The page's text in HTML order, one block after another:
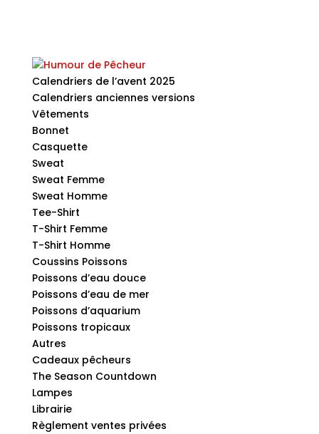
Calendriers de l’avent 2025
Calendriers anciennes versions
Vêtements
Bonnet
Casquette
Sweat
Sweat Femme
Sweat Homme
Tee-Shirt
T-Shirt Femme
T-Shirt Homme
Coussins Poissons
Poissons d’eau douce
Poissons d’eau de mer
Poissons d’aquarium
Poissons tropicaux
Autres
Cadeaux pêcheurs
The Season Countdown
Lampes
Librairie
Règlement ventes privées